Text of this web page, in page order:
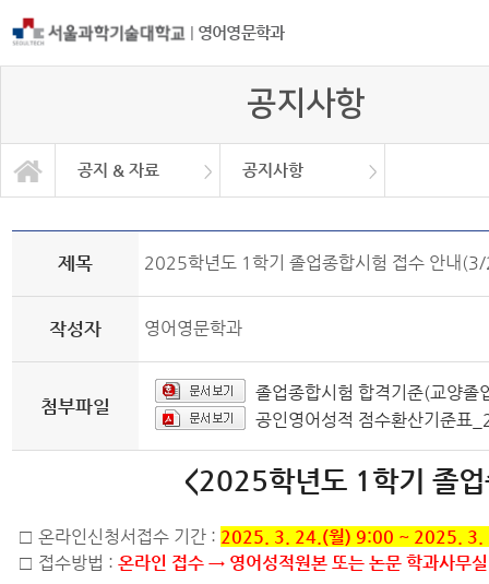
| 영어영문학과
공지사항
공지 & 자료 공지사항
학과소개
학사안내
공지 & 자료
커뮤니티
일반대학원
공지사항
일반자료실
취업정보
취업현황
제목 2025학년도 1학기 졸업종합시험 접수 안내
작성자 영어영문학과
첨부파일
졸업종합시험 합격기준(교양
공인영어성적 점수환산기준
<2025학년도 1학기 졸
□ 온라인신청서접수 기간 : 2025. 3. 24.(월) 9:00 ~ 2025.
□ 접수방법 :온라인 접수 → 영어성적원본 또는 논문 학과사무